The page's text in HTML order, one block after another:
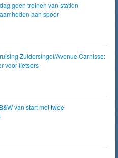
geen treinen van station
aan spoor
Zuidersingel/Avenue Carnisse:
voor fietsers
van start met twee